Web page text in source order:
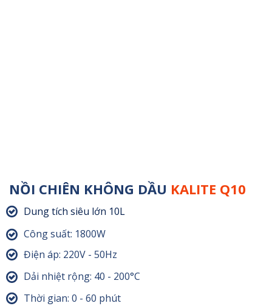
NỒI CHIÊN KHÔNG DẦU KALITE Q10
Dung tích siêu lớn 10L
Công suất: 1800W
Điện áp: 220V - 50Hz
Dải nhiệt rộng: 40 - 200°C
Thời gian: 0 - 60 phút